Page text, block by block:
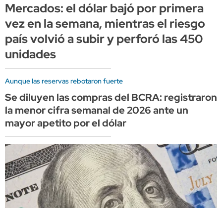
Mercados: el dólar bajó por primera
vez en la semana, mientras el riesgo
país volvió a subir y perforó las 450
unidades
Aunque las reservas rebotaron fuerte
Se diluyen las compras del BCRA: registraron
la menor cifra semanal de 2026 ante un
mayor apetito por el dólar